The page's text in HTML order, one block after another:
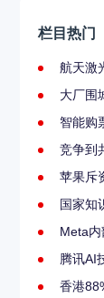
栏目热门
航天激
大厂围
智能购
竞争到
苹果斥
国家知
Meta内
腾讯AI
香港